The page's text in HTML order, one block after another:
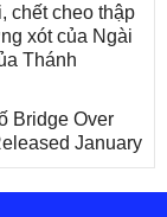
chết cheo thập
xót của Ngài
Thánh
Bridge Over
January
Trình Bày: